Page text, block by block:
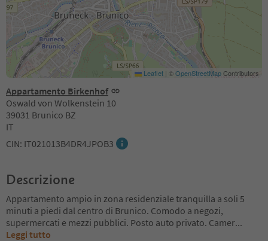
Appartamento Birkenhof
Oswald von Wolkenstein 10
39031 Brunico BZ
IT
CIN: IT021013B4DR4JPOB3
Leaflet | ©OpenStreetMapContributors
Descrizione
Appartamento ampio in zona residenziale tranquilla a soli 5
minuti a piedi dal centro di Brunico. Comodo a negozi,
supermercati e mezzi pubblici. Posto auto privato. Camer...
Leggi tutto